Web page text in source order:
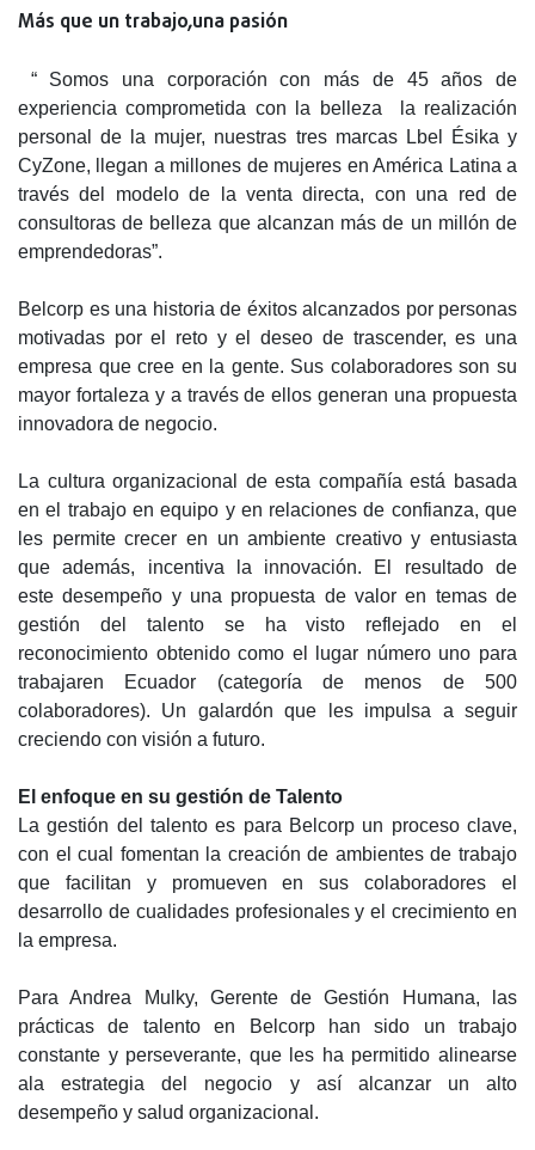
Más que un trabajo,una pasión
“ Somos una corporación con más de 45 años de
experiencia comprometida con la belleza la realización
personal de la mujer, nuestras tres marcas Lbel Ésika y
CyZone, llegan a millones de mujeres en América Latina a
través del modelo de la venta directa, con una red de
consultoras de belleza que alcanzan más de un millón de
emprendedoras”.
Belcorp es una historia de éxitos alcanzados por personas
motivadas por el reto y el deseo de trascender, es una
empresa que cree en la gente. Sus colaboradores son su
mayor fortaleza y a través de ellos generan una propuesta
innovadora de negocio.
La cultura organizacional de esta compañía está basada
en el trabajo en equipo y en relaciones de confianza, que
les permite crecer en un ambiente creativo y entusiasta
que además, incentiva la innovación. El resultado de
este desempeño y una propuesta de valor en temas de
gestión del talento se ha visto reflejado en el
reconocimiento obtenido como el lugar número uno para
trabajaren Ecuador (categoría de menos de 500
colaboradores). Un galardón que les impulsa a seguir
creciendo con visión a futuro.
El enfoque en su gestión de Talento
La gestión del talento es para Belcorp un proceso clave,
con el cual fomentan la creación de ambientes de trabajo
que facilitan y promueven en sus colaboradores el
desarrollo de cualidades profesionales y el crecimiento en
la empresa.
Para Andrea Mulky, Gerente de Gestión Humana, las
prácticas de talento en Belcorp han sido un trabajo
constante y perseverante, que les ha permitido alinearse
ala estrategia del negocio y así alcanzar un alto
desempeño y salud organizacional.